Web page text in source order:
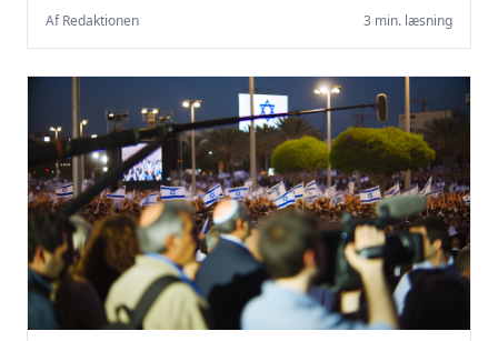
Af Redaktionen 3 min. læsning